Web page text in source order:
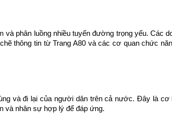
phân luồng nhiều tuyến đường trọng yếu. Các
thông tin từ Trang A80 và các cơ quan chức
và đi lại của người dân trên cả nước. Đây là cơ
và nhân sự hợp lý để đáp ứng.